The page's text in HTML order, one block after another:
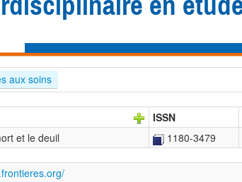
aux soins
ISSN
et le deuil
1180-3479